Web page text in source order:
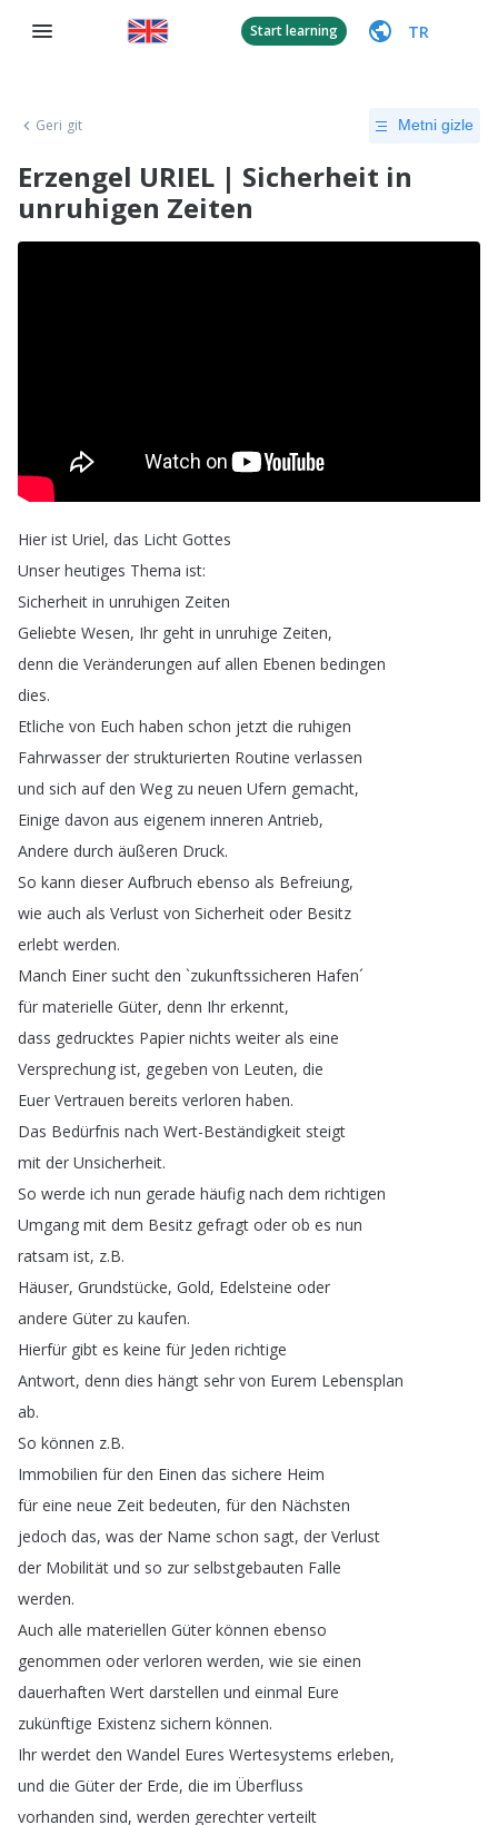
Start learning TR
Geri git Metni gizle
Erzengel URIEL | Sicherheit in
unruhigen Zeiten
Hier ist Uriel, das Licht Gottes
Unser heutiges Thema ist:
Sicherheit in unruhigen Zeiten
Geliebte Wesen, Ihr geht in unruhige Zeiten,
denn die Veränderungen auf allen Ebenen bedingen
dies.
Etliche von Euch haben schon jetzt die ruhigen
Fahrwasser der strukturierten Routine verlassen
und sich auf den Weg zu neuen Ufern gemacht,
Einige davon aus eigenem inneren Antrieb,
Andere durch äußeren Druck.
So kann dieser Aufbruch ebenso als Befreiung,
wie auch als Verlust von Sicherheit oder Besitz
erlebt werden.
Manch Einer sucht den `zukunftssicheren Hafen´
für materielle Güter, denn Ihr erkennt,
dass gedrucktes Papier nichts weiter als eine
Versprechung ist, gegeben von Leuten, die
Euer Vertrauen bereits verloren haben.
Das Bedürfnis nach Wert-Beständigkeit steigt
mit der Unsicherheit.
So werde ich nun gerade häufig nach dem richtigen
Umgang mit dem Besitz gefragt oder ob es nun
ratsam ist, z.B.
Häuser, Grundstücke, Gold, Edelsteine oder
andere Güter zu kaufen.
Hierfür gibt es keine für Jeden richtige
Antwort, denn dies hängt sehr von Eurem Lebensplan
ab.
So können z.B.
Immobilien für den Einen das sichere Heim
für eine neue Zeit bedeuten, für den Nächsten
jedoch das, was der Name schon sagt, der Verlust
der Mobilität und so zur selbstgebauten Falle
werden.
Auch alle materiellen Güter können ebenso
genommen oder verloren werden, wie sie einen
dauerhaften Wert darstellen und einmal Eure
zukünftige Existenz sichern können.
Ihr werdet den Wandel Eures Wertesystems erleben,
und die Güter der Erde, die im Überfluss
vorhanden sind, werden gerechter verteilt